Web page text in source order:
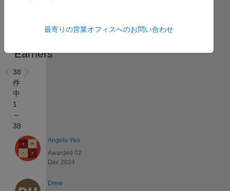
Earners
38
件
中
1
～
38
Angelo Yeo
Awarded 02
Dec 2024
Drew
最寄りの営業オフィスへのお問い合わせ